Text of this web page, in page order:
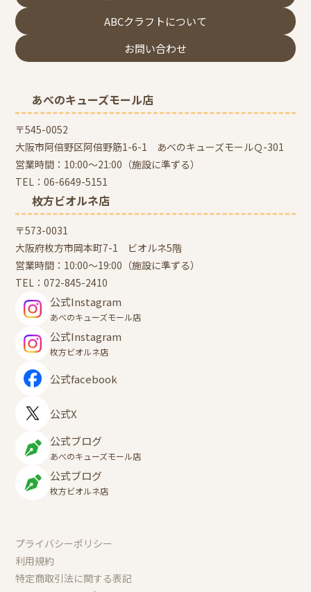
ABCクラフトについて
お問い合わせ
あべのキューズモール店
〒545-0052
大阪市阿倍野区阿倍野筋1-6-1 あべのキューズモールＱ-301
営業時間：10:00～21:00（施設に準ずる）
TEL：06-6649-5151
枚方ビオルネ店
〒573-0031
大阪府枚方市岡本町7-1 ビオルネ5階
営業時間：10:00～19:00（施設に準ずる）
TEL：072-845-2410
公式Instagram
あべのキューズモール店
公式Instagram
枚方ビオルネ店
公式facebook
公式X
公式ブログ
あべのキューズモール店
公式ブログ
枚方ビオルネ店
プライバシーポリシー
利用規約
特定商取引法に関する表記